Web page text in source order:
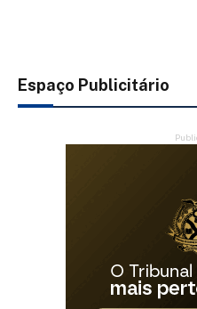
Espaço Publicitário